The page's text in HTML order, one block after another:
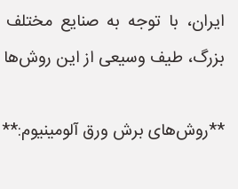
ایران، با توجه به صنایع
بزرگ، طیف وسیعی از این روش‌ها
**روش‌های برش ورق آلومینیوم:**